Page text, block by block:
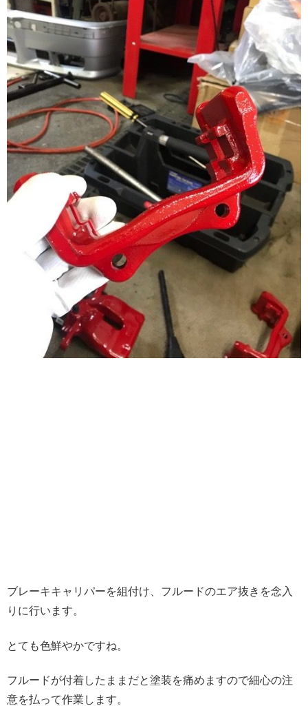
ブレーキキャリパーを組付け、フルードのエア抜きを念入
りに行います。
とても色鮮やかですね。
フルードが付着したままだと塗装を痛めますので細心の注
意を払って作業します。